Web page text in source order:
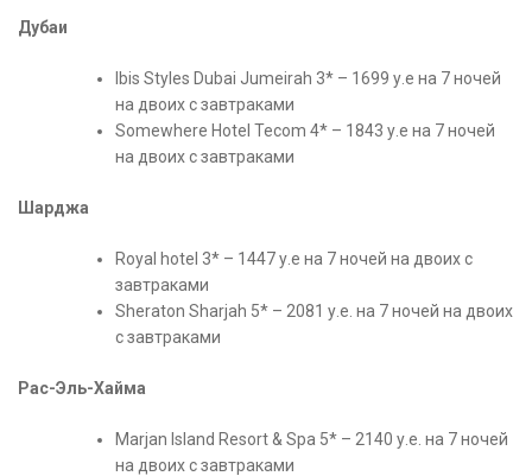
Дубаи
Ibis Styles Dubai Jumeirah 3* – 1699 у.е на 7 ночей
на двоих с завтраками
Somewhere Hotel Tecom 4* – 1843 у.е на 7 ночей
на двоих с завтраками
Шарджа
Royal hotel 3* – 1447 у.е на 7 ночей на двоих с
завтраками
Sheraton Sharjah 5* – 2081 у.е. на 7 ночей на двоих
с завтраками
Рас-Эль-Хайма
Marjan Island Resort & Spa 5* – 2140 у.е. на 7 ночей
на двоих с завтраками